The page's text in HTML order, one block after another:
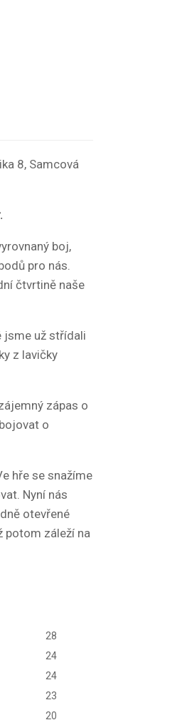
8, Samcová
boj,
pro nás.
čtvrtině naše
jsme už střídali
z lavičky
zápas o
o
hře se snažíme
Nyní nás
otevřené
potom záleží na
28
24
24
23
20